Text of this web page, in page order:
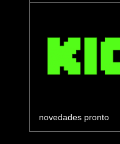
novedades pronto